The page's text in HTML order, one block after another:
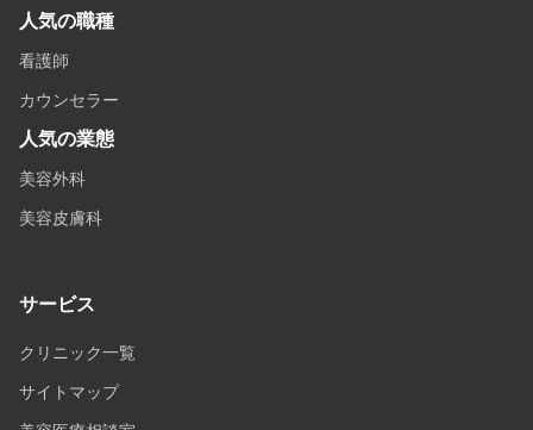
人気の職種
看護師
カウンセラー
人気の業態
美容外科
美容皮膚科
サービス
クリニック一覧
サイトマップ